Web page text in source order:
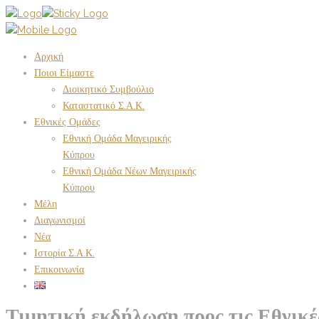
Αρχική
Ποιοι Είμαστε
Διοικητικό Συμβούλιο
Καταστατικό Σ.Α.Κ.
Εθνικές Ομάδες
Εθνική Ομάδα Μαγειρικής
Κύπρου
Εθνική Ομάδα Νέων Μαγειρικής
Κύπρου
Μέλη
Διαγωνισμοί
Νέα
Ιστορία Σ.Α.Κ.
Επικοινωνία